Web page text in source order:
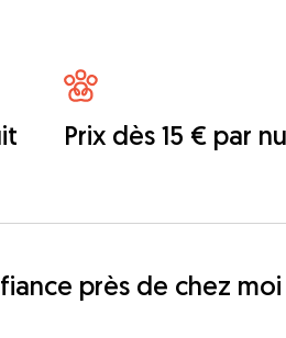
Prix dès 15 € par
près de chez moi